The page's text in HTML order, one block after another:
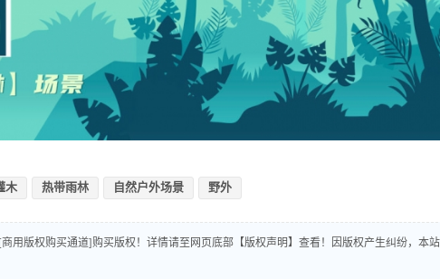
木 热带雨林 自然户外场景 野外
用版权购买通道]购买版权！详情请至网页底部【版权声明】查看！因版权产生纠纷，本站